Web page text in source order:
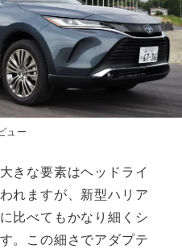
ュー
きな要素はヘッドライ
れますが、新型ハリア
比べてもかなり細くシ
。この細さでアダプテ